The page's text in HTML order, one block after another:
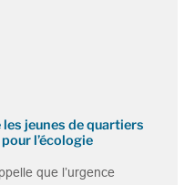
jeunes de quartiers
l’écologie
que l’urgence